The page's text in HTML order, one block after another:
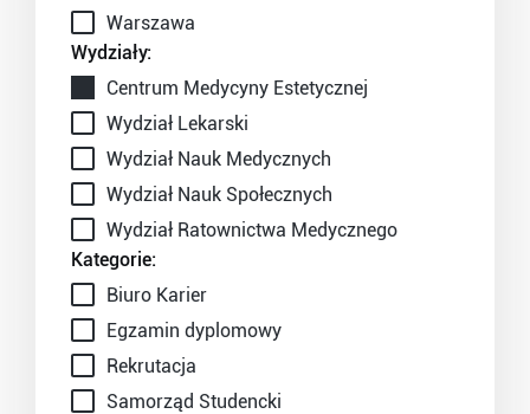
Warszawa
Wydziały:
Centrum Medycyny Estetycznej
Wydział Lekarski
Wydział Nauk Medycznych
Wydział Nauk Społecznych
Wydział Ratownictwa Medycznego
Kategorie:
Biuro Karier
Egzamin dyplomowy
Rekrutacja
Samorząd Studencki